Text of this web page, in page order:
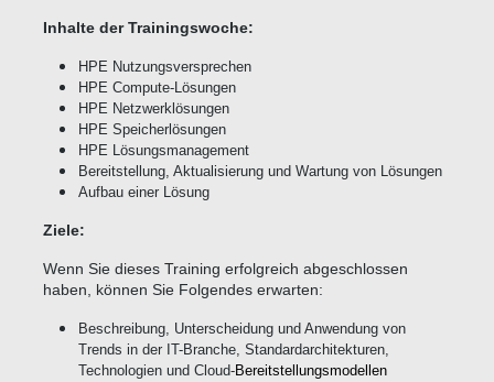
Inhalte der Trainingswoche:
HPE Nutzungsversprechen
HPE Compute-Lösungen
HPE Netzwerklösungen
HPE Speicherlösungen
HPE Lösungsmanagement
Bereitstellung, Aktualisierung und Wartung von Lösungen
Aufbau einer Lösung
Ziele:
Wenn Sie dieses Training erfolgreich abgeschlossen
haben, können Sie Folgendes erwarten:
Beschreibung, Unterscheidung und Anwendung von
Trends in der IT-Branche, Standardarchitekturen,
Technologien und Cloud-Bereitstellungsmodellen